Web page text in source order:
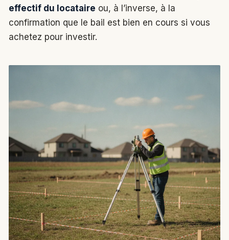
effectif du locataire ou, à l’inverse, à la
confirmation que le bail est bien en cours si vous
achetez pour investir.